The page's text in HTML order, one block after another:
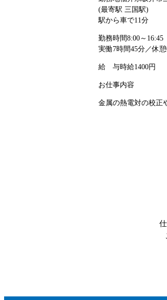
(最寄駅 三国駅)
駅から車で11分
勤務時間8:00～16:45
実働7時間45分／休
給 与時給1400円
お仕事内容
金属の熱電対の校正